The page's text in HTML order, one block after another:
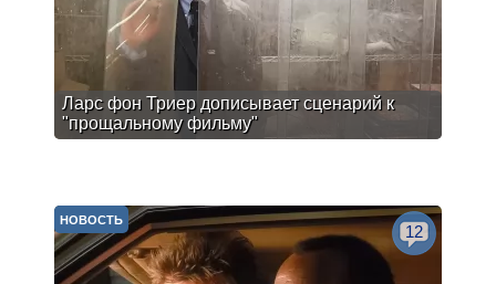
Ларс фон Триер дописывает сценарий к
"прощальному фильму"
НОВОСТЬ
12